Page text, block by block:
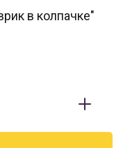
в колпачке"